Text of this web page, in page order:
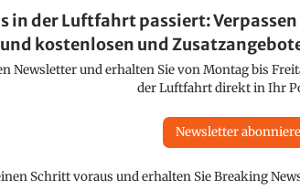
in der Luftfahrt passiert:
und kostenlosen und
Newsletter und erhalten Sie von Montag bis
der Luftfahrt direkt in Ihr
Newsletter
Schritt voraus und erhalten Sie Breaking